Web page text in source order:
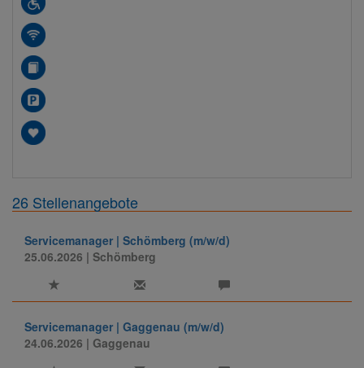
26 Stellenangebote
Servicemanager | Schömberg (m/w/d)
25.06.2026 | Schömberg
Servicemanager | Gaggenau (m/w/d)
24.06.2026 | Gaggenau